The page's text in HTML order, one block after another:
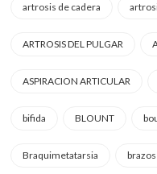
artrosis de cadera
ARTROSIS DEL PULGAR
ASPIRACION ARTICULAR
bifida BLOUNT
Braquimetatarsia